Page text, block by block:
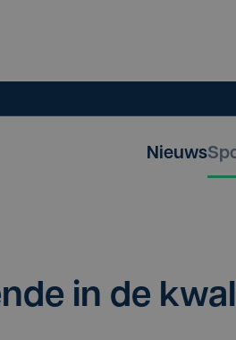
Nieuws
in de